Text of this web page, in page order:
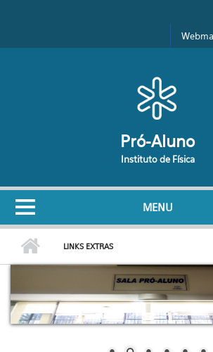
Formulário de
Pró-Aluno
Instituto de Física
MENU
LINKS EXTRAS